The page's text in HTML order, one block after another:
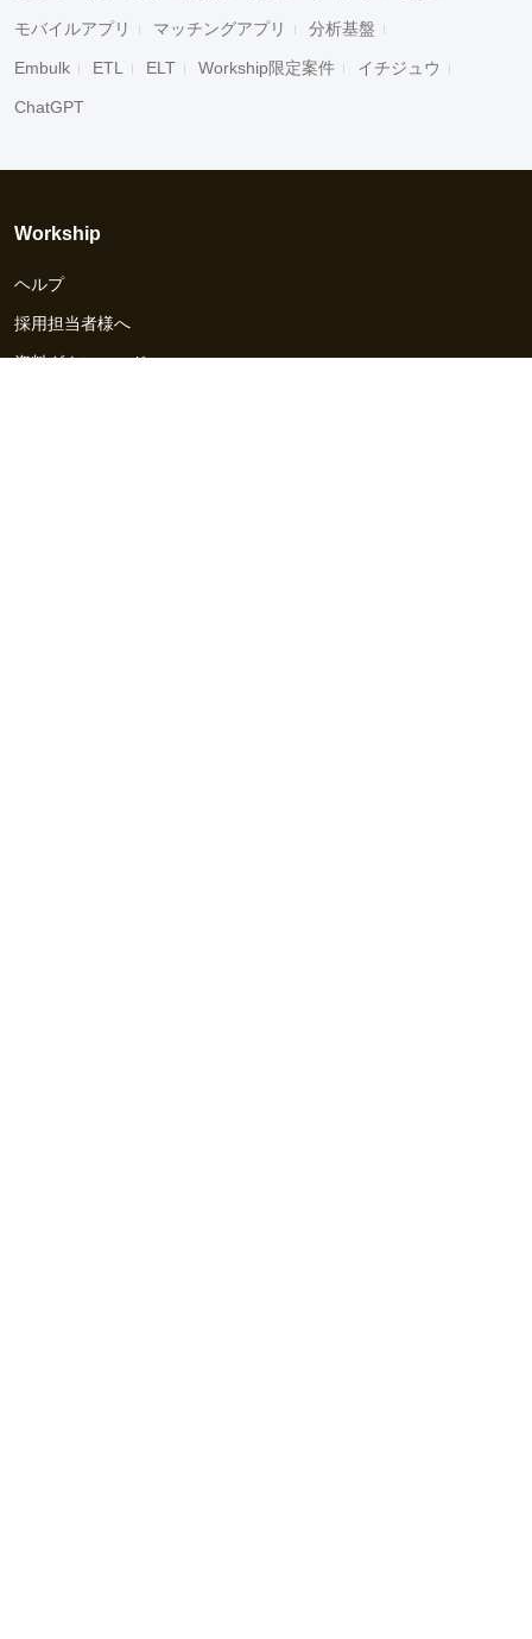
モバイルアプリ マッチングアプリ 分析基盤
Embulk ETL ELT Workship限定案件 イチジュウ
ChatGPT
Workship
ヘルプ
採用担当者様へ
資料ダウンロード